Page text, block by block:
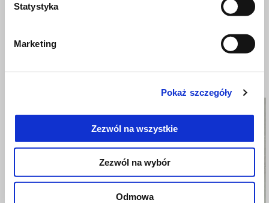
Statystyka
Marketing
Pokaż szczegóły
Zezwól na wszystkie
Zezwól na wybór
Odmowa
CNC FUEL TANK CAP -
CRANKCASE ENGINE